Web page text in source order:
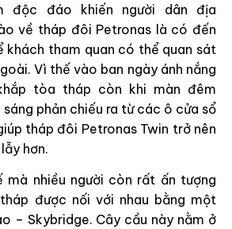
độc đáo khiến người dân địa
về tháp đôi Petronas là có đến
khách tham quan có thể quan sát
Vì thế vào ban ngày ánh nắng
tòa tháp còn khi màn đêm
sáng phản chiếu ra từ các ô cửa sổ
tháp đôi Petronas Twin trở nên
hơn.
mà nhiều người còn rất ấn tượng
được nối với nhau bằng một
– Skybridge. Cây cầu này nằm ở